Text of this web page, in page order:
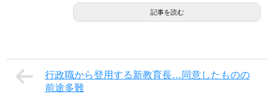
記事を読む
行政職から登用する新教育長…同意したものの
前途多難